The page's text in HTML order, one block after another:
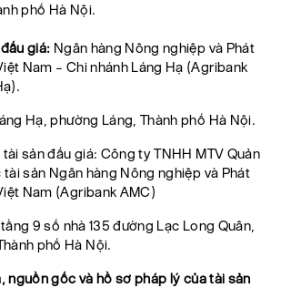
phố Hà Nội.
giá: Ngân hàng Nông nghiệp và Phát
Nam – Chi nhánh Láng Hạ (Agribank
Hạ, phường Láng, Thành phố Hà Nội.
sản đấu giá: Công ty TNHH MTV Quản
tài sản Ngân hàng Nông nghiệp và Phát
Nam (Agribank AMC)
9 số nhà 135 đường Lạc Long Quân,
phố Hà Nội.
nguồn gốc và hồ sơ pháp lý của tài sản